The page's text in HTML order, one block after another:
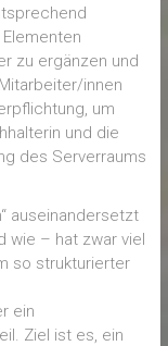
zu ergänzen und
innen
um
und die
des Serverraums
auseinandersetzt
wie – hat zwar viel
so strukturierter
ein
Ziel ist es, ein